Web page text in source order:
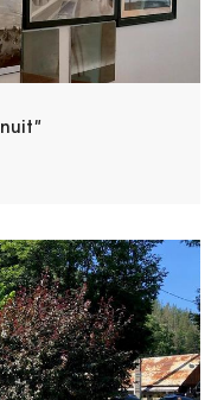
nuit"
de l’association
Haut Verdon) :
pastels.